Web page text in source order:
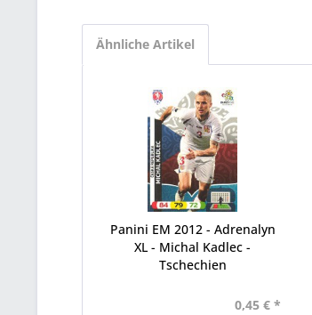
Ähnliche Artikel
Panini EM 2012 - Adrenalyn
XL - Michal Kadlec -
Tschechien
0,45 € *